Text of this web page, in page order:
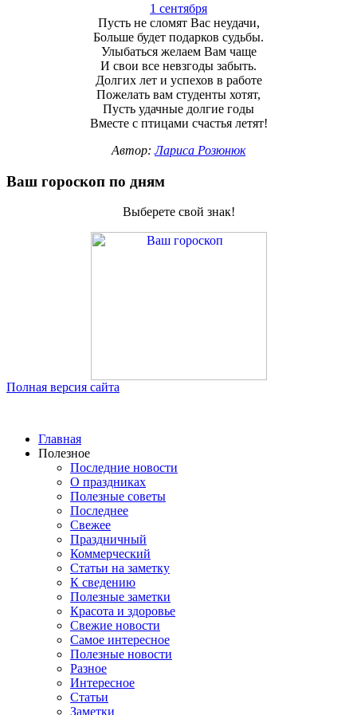
1 сентября
Пусть не сломят Вас неудачи,
Больше будет подарков судьбы.
Улыбаться желаем Вам чаще
И свои все невзгоды забыть.
Долгих лет и успехов в работе
Пожелать вам студенты хотят,
Пусть удачные долгие годы
Вместе с птицами счастья летят!
Автор:Лариса Розюнюк
Ваш гороскоп по дням
Выберете свой знак!
Полная версия сайта
Главная
Полезное
Последние новости
О праздниках
Полезные советы
Последнее
Свежее
Праздничный
Коммерческий
Статьи на заметку
К сведению
Полезные заметки
Красота и здоровье
Свежие новости
Самое интересное
Полезные новости
Разное
Интересное
Статьи
Заметки